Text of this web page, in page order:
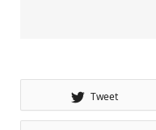
Tweet